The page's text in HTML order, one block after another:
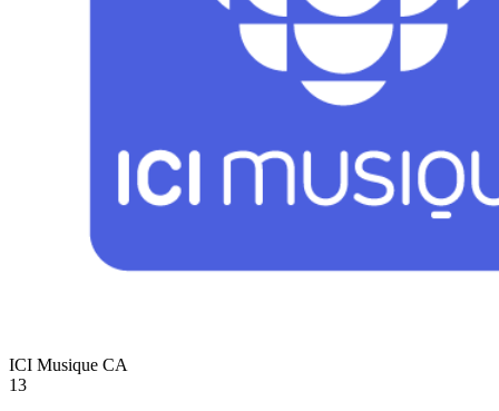
ICI Musique CA
13